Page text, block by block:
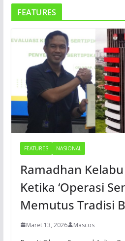
FEATURES
FEATURES NASIONAL
Ramadhan
Ketika ‘Operasi
Memutus Tradisi
Maret 13, 2026 Mascos